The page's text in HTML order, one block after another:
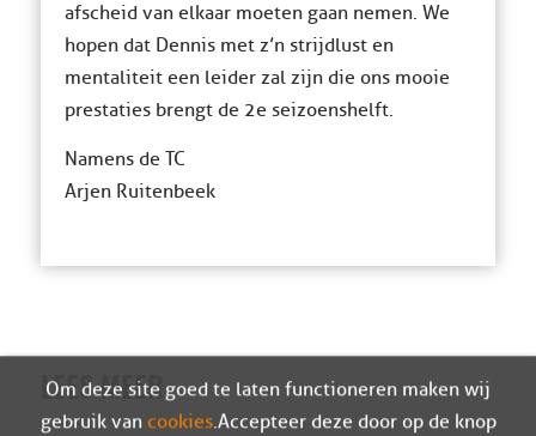
afscheid van elkaar moeten gaan nemen. We
hopen dat Dennis met z’n strijdlust en
mentaliteit een leider zal zijn die ons mooie
prestaties brengt de 2e seizoenshelft.
Namens de TC
Arjen Ruitenbeek
LEES MEER
Om deze site goed te laten functioneren maken wij
gebruik van cookies. Accepteer deze door op de knop